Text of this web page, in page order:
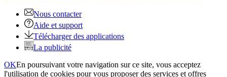
Nous contacter
Aide et support
Télécharger des applications
La publicité
OKEn poursuivant votre navigation sur ce site, vous acceptez
l'utilisation de cookies pour vous proposer des services et offres